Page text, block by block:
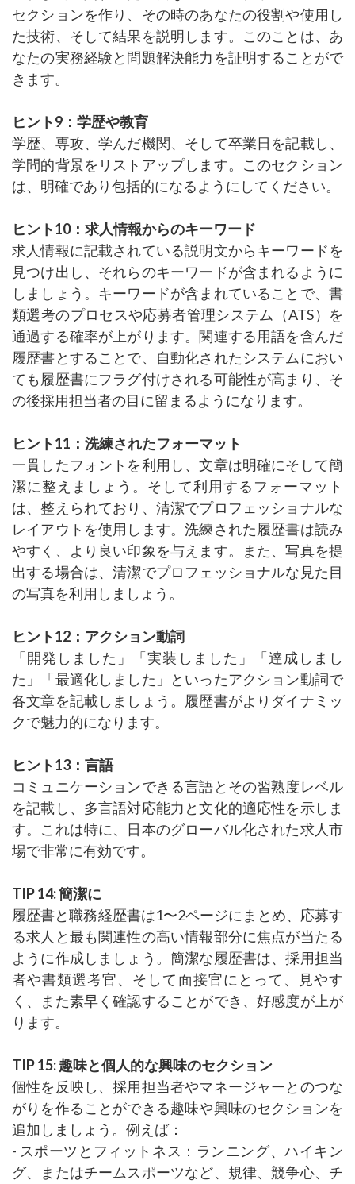
セクションを作り、その時のあなたの役割や使用し
た技術、そして結果を説明します。このことは、あ
なたの実務経験と問題解決能力を証明することがで
きます。
ヒント9：学歴や教育
学歴、専攻、学んだ機関、そして卒業日を記載し、
学問的背景をリストアップします。このセクション
は、明確であり包括的になるようにしてください。
ヒント10：求人情報からのキーワード
求人情報に記載されている説明文からキーワードを
見つけ出し、それらのキーワードが含まれるように
しましょう。キーワードが含まれていることで、書
類選考のプロセスや応募者管理システム（ATS）を
通過する確率が上がります。関連する用語を含んだ
履歴書とすることで、自動化されたシステムにおい
ても履歴書にフラグ付けされる可能性が高まり、そ
の後採用担当者の目に留まるようになります。
ヒント11：洗練されたフォーマット
一貫したフォントを利用し、文章は明確にそして簡
潔に整えましょう。そして利用するフォーマット
は、整えられており、清潔でプロフェッショナルな
レイアウトを使用します。洗練された履歴書は読み
やすく、より良い印象を与えます。また、写真を提
出する場合は、清潔でプロフェッショナルな見た目
の写真を利用しましょう。
ヒント12：アクション動詞
「開発しました」「実装しました」「達成しまし
た」「最適化しました」といったアクション動詞で
各文章を記載しましょう。履歴書がよりダイナミッ
クで魅力的になります。
ヒント13：言語
コミュニケーションできる言語とその習熟度レベル
を記載し、多言語対応能力と文化的適応性を示しま
す。これは特に、日本のグローバル化された求人市
場で非常に有効です。
TIP 14: 簡潔に
履歴書と職務経歴書は1〜2ページにまとめ、応募す
る求人と最も関連性の高い情報部分に焦点が当たる
ように作成しましょう。簡潔な履歴書は、採用担当
者や書類選考官、そして面接官にとって、見やす
く、また素早く確認することができ、好感度が上が
ります。
TIP 15: 趣味と個人的な興味のセクション
個性を反映し、採用担当者やマネージャーとのつな
がりを作ることができる趣味や興味のセクションを
追加しましょう。例えば：
- スポーツとフィットネス：ランニング、ハイキン
グ、またはチームスポーツなど、規律、競争心、チ